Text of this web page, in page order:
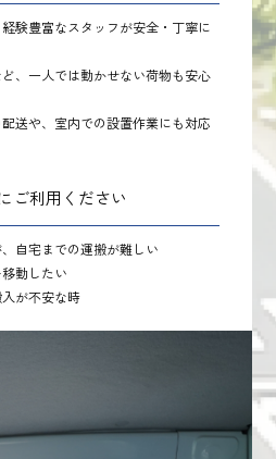
験豊富なスタッフが安全・丁寧に
、一人では動かせない荷物も安心
送や、室内での設置作業にも対応
ご利用ください
自宅までの運搬が難しい
動したい
が不安な時